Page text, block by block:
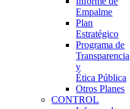
Empalme
Plan
Estratégico
Programa de
Transparencia
y
Ética Pública
Otros Planes
CONTROL